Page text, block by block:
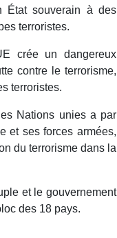
État souverain à des
terroristes.
crée un dangereux
contre le terrorisme,
terroristes.
Nations unies a par
et ses forces armées,
du terrorisme dans la
et le gouvernement
des 18 pays.